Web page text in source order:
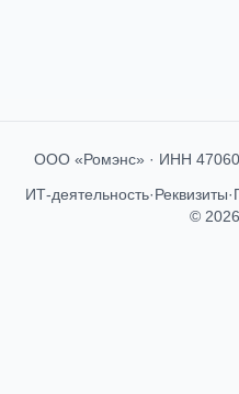
ООО «Ромэнс» · ИНН
ИТ-деятельность·Реквизиты·
©